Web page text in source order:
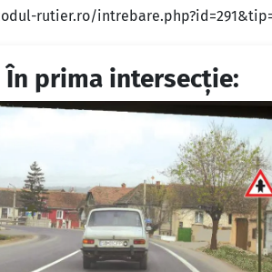
rutier.ro/
În prima intersecţie: